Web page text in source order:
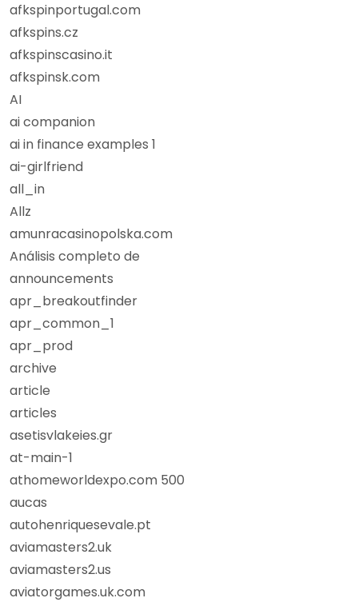
afkspinportugal.com
afkspins.cz
afkspinscasino.it
afkspinsk.com
AI
ai companion
ai in finance examples 1
ai-girlfriend
all_in
Allz
amunracasinopolska.com
Análisis completo de
announcements
apr_breakoutfinder
apr_common_1
apr_prod
archive
article
articles
asetisvlakeies.gr
at-main-1
athomeworldexpo.com 500
aucas
autohenriquesevale.pt
aviamasters2.uk
aviamasters2.us
aviatorgames.uk.com